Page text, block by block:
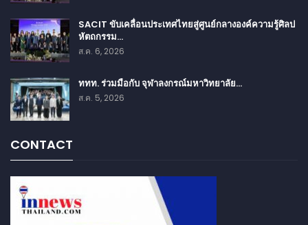
SACIT ขับเคลื่อนประเทศไทยสู่ศูนย์กลางองค์ความรู้ศิลป
หัตถกรรม…
ส.ค. 6, 2026
ททท. ร่วมมือกับ จุฬาลงกรณ์มหาวิทยาลัย…
ส.ค. 5, 2026
CONTACT